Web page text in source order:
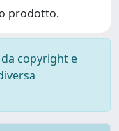
prodotto.
copyright e